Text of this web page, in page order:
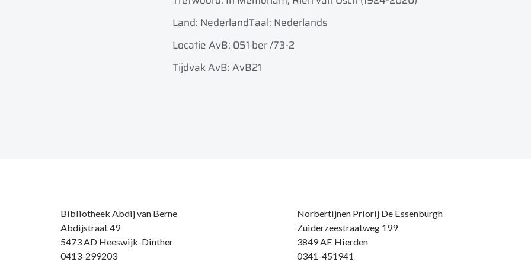
Land: NederlandTaal: Nederlands
Locatie AvB: 051 ber /73-2
Tijdvak AvB: AvB21
Bibliotheek Abdij van Berne
Abdijstraat 49
5473 AD Heeswijk-Dinther
0413-299203
Norbertijnen Priorij De Essenburgh
Zuiderzeestraatweg 199
3849 AE Hierden
0341-451941